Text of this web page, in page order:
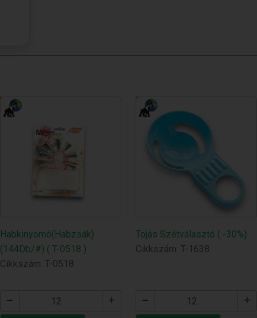
Habkinyomó(Habzsák)
(144Db/#) ( T-0518 )
Cikkszám: T-0518
Tojás Szétválasztó ( -30%)
Cikkszám: T-1638